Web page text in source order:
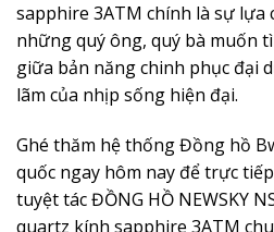
sapphire 3ATM chính là sự lựa
những quý ông, quý bà muốn
giữa bản năng chinh phục đại
lãm của nhịp sống hiện đại.
Ghé thăm hệ thống Đồng hồ
quốc ngay hôm nay để trực
tuyệt tác ĐỒNG HỒ NEWSKY
quartz kính sapphire 3ATM